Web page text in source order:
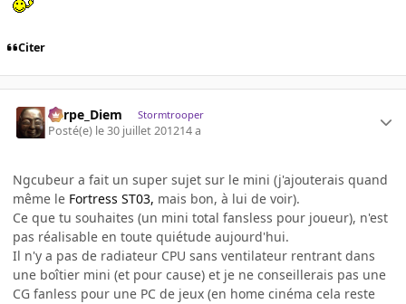
Citer
Carpe_Diem Stormtrooper
Posté(e) le 30 juillet 201214 a
Ngcubeur a fait un super sujet sur le mini (j'ajouterais quand
même le Fortress ST03, mais bon, à lui de voir).
Ce que tu souhaites (un mini total fansless pour joueur), n'est
pas réalisable en toute quiétude aujourd'hui.
Il n'y a pas de radiateur CPU sans ventilateur rentrant dans
une boîtier mini (et pour cause) et je ne conseillerais pas une
CG fanless pour une PC de jeux (en home cinéma cela reste